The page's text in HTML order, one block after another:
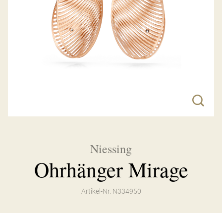
Niessing
Ohrhänger Mirage
Artikel-Nr. N334950